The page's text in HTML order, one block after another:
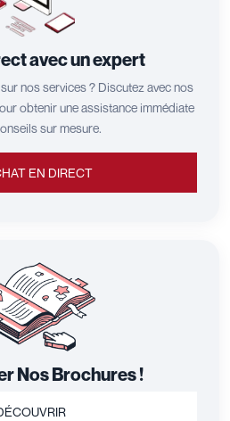
avec un expert
nos services ? Discutez avec nos
obtenir une assistance immédiate
sur mesure.
EN DIRECT
Nos Brochures !